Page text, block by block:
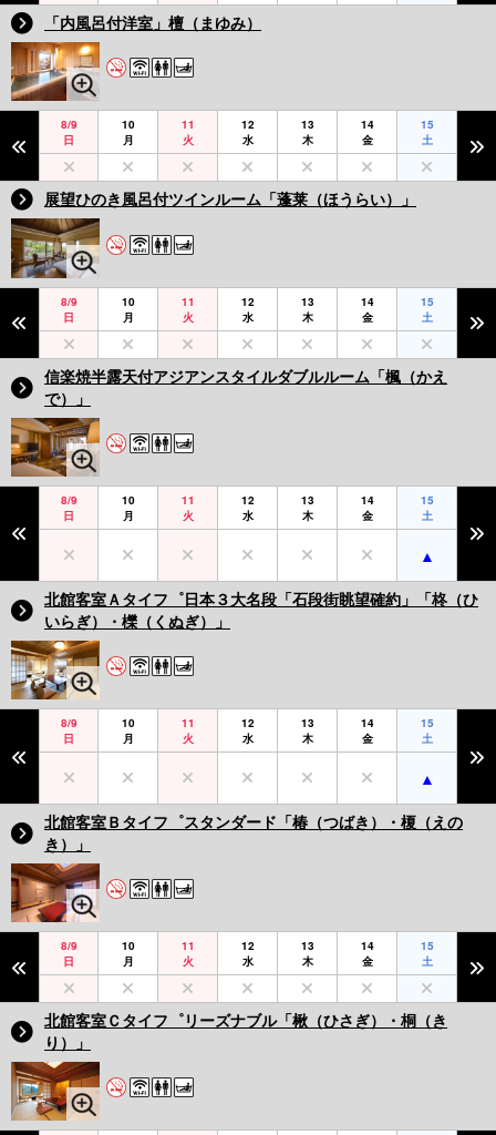
「内風呂付洋室」檀（まゆみ）
8/9
日
10
月
11
火
12
水
13
木
14
金
15
土
展望ひのき風呂付ツインルーム「蓬莱（ほうらい）」
8/9
日
10
月
11
火
12
水
13
木
14
金
15
土
信楽焼半露天付アジアンスタイルダブルルーム「楓（かえ
で）」
8/9
日
10
月
11
火
12
水
13
木
14
金
15
土
北館客室Ａタイフ゜日本３大名段「石段街眺望確約」「柊（ひ
いらぎ）・櫟（くぬぎ）」
8/9
日
10
月
11
火
12
水
13
木
14
金
15
土
北館客室Ｂタイフ゜スタンダード「椿（つばき）・榎（えの
き）」
8/9
日
10
月
11
火
12
水
13
木
14
金
15
土
北館客室Ｃタイフ゜リーズナブル「楸（ひさぎ）・桐（き
り）」